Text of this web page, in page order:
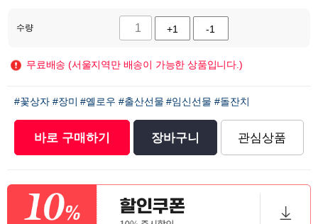
수량 +1 -1
무료배송 (서울지역만 배송이 가능한 상품입니다.)
#꽃상자 #장미 #옐로우 #출산선물 #임신선물 #돌잔치
바로 구매하기 장바구니 관심상품